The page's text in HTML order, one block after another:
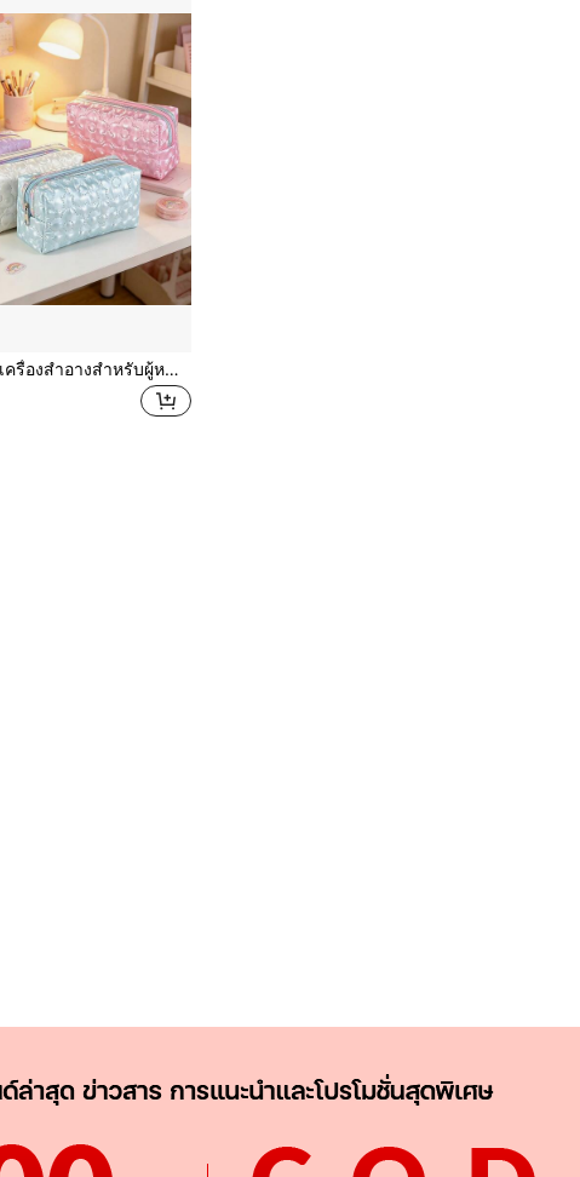
1 ชิ้น กระเป๋าเครื่องสำอางสำหรับผู้หญิง, กระเป๋าแต่งหน้าลายดอกบ๊วยและขนนกสร้างสรรค์, กระเป๋าเก็บเครื่องสำอางและของใช้ในห้องน้ำอเนกประสงค์